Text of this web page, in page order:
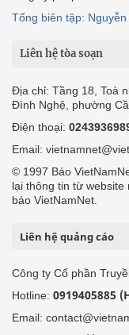
Tổng biên tập: Nguyễn
Liên hệ tòa soạn
Địa chỉ: Tầng 18, Toà
Đình Nghệ, phường
Điện thoại:
Email:
© 1997 Báo
lại thông tin từ
báo VietNamNet.
Liên hệ quảng cáo
Công ty Cổ phần
Hotline: 0919405885
Email: